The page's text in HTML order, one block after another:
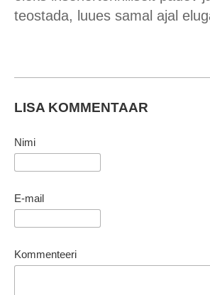
teostada, luues samal ajal
LISA KOMMENTAAR
Nimi
E-mail
Kommenteeri